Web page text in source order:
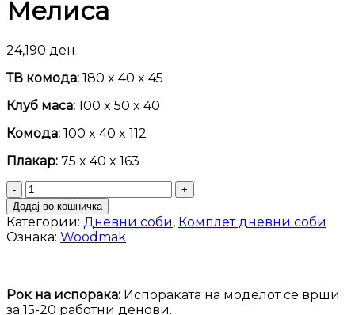
Мелиса
24,190 ден
ТВ комода: 180 x 40 x 45
Клуб маса: 100 x 50 x 40
Комода: 100 x 40 x 112
Плакар: 75 x 40 x 163
Сет
за
дневна
соба
Додај во кошничка
Категории: Дневни соби, Комплет дневни соби
Ознака: Woodmak
Рок на испорака: Испораката на моделот се врши
за 15-20 работни денови.